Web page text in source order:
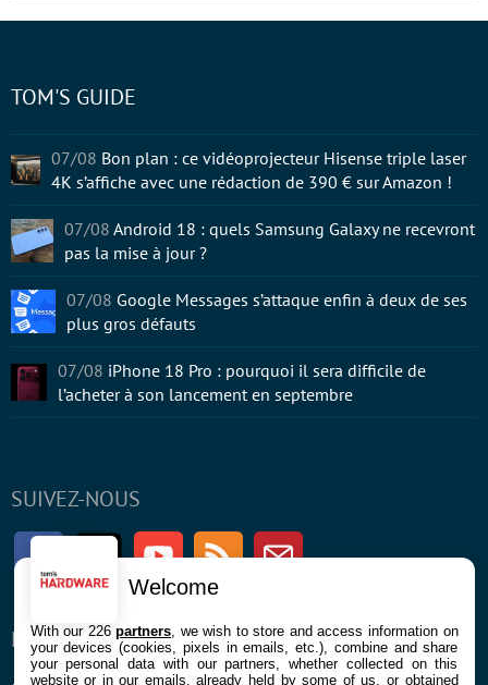
SUIVEZ-NOUS
FacebookTwitter Youtube RSS Newsletter
ENTREPRISE À PROPOS
TOM'S GUIDE
07/08 Bon plan : ce vidéoprojecteur Hisense triple laser
4K s’affiche avec une rédaction de 390 € sur Amazon !
07/08 Android 18 : quels Samsung Galaxy ne recevront
pas la mise à jour ?
07/08 Google Messages s’attaque enfin à deux de ses
plus gros défauts
07/08 iPhone 18 Pro : pourquoi il sera difficile de
l’acheter à son lancement en septembre
Welcome
With our 226partners , we wish to store and access information on
your devices (cookies, pixels in emails, etc.), combine and share
your personal data with our partners, whether collected on this
website or in our emails, already held by some of us, or obtained